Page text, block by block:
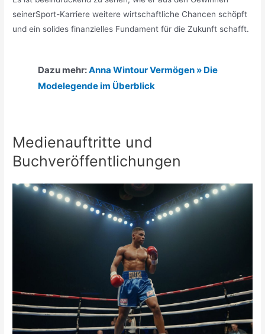
seinerSport-Karriere weitere wirtschaftliche Chancen schöpft
und ein solides finanzielles Fundament für die Zukunft schafft.
Dazu mehr:Anna Wintour Vermögen » Die
Modelegende im Überblick
Medienauftritte und
Buchveröffentlichungen